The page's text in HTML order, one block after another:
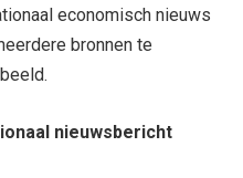
economisch nieuws
bronnen te
nieuwsbericht